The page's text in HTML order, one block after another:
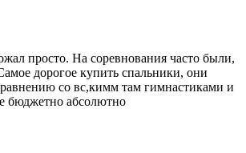
просто. На соревнования часто были,
дорогое купить спальники, они
со вс,кимм там гимнастиками и
бюджетно абсолютно